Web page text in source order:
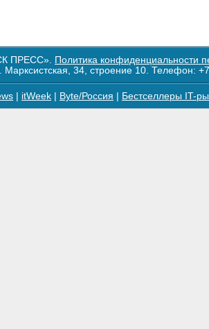
ПРЕСС». Политика конфиденциальности
Марксистская, 34, строение 10. Телефон:
itWeek Byte/Россия Бестселлеры IT-